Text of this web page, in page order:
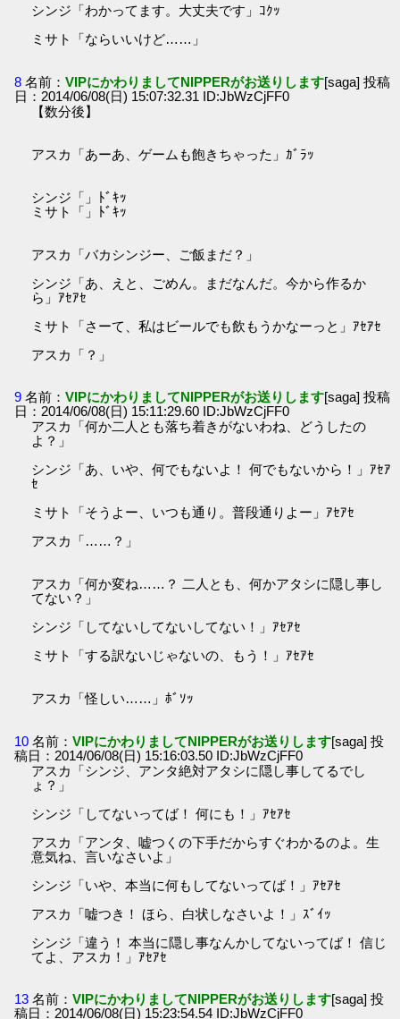
シンジ「わかってます。大丈夫です」ｺｸｯ
ミサト「ならいいけど……」
8 名前：VIPにかわりましてNIPPERがお送りします[saga] 投稿
日：2014/06/08(日) 15:07:32.31 ID:JbWzCjFF0
【数分後】
アスカ「あーあ、ゲームも飽きちゃった」ｶﾞﾗｯ
シンジ「」ﾄﾞｷｯ
ミサト「」ﾄﾞｷｯ
アスカ「バカシンジー、ご飯まだ？」
シンジ「あ、えと、ごめん。まだなんだ。今から作るか
ら」ｱｾｱｾ
ミサト「さーて、私はビールでも飲もうかなーっと」ｱｾｱｾ
アスカ「？」
9 名前：VIPにかわりましてNIPPERがお送りします[saga] 投稿
日：2014/06/08(日) 15:11:29.60 ID:JbWzCjFF0
アスカ「何か二人とも落ち着きがないわね、どうしたの
よ？」
シンジ「あ、いや、何でもないよ！ 何でもないから！」ｱｾｱ
ｾ
ミサト「そうよー、いつも通り。普段通りよー」ｱｾｱｾ
アスカ「……？」
アスカ「何か変ね……？ 二人とも、何かアタシに隠し事し
てない？」
シンジ「してないしてないしてない！」ｱｾｱｾ
ミサト「する訳ないじゃないの、もう！」ｱｾｱｾ
アスカ「怪しい……」ﾎﾞｿｯ
10 名前：VIPにかわりましてNIPPERがお送りします[saga] 投
稿日：2014/06/08(日) 15:16:03.50 ID:JbWzCjFF0
アスカ「シンジ、アンタ絶対アタシに隠し事してるでし
ょ？」
シンジ「してないってば！ 何にも！」ｱｾｱｾ
アスカ「アンタ、嘘つくの下手だからすぐわかるのよ。生
意気ね、言いなさいよ」
シンジ「いや、本当に何もしてないってば！」ｱｾｱｾ
アスカ「嘘つき！ ほら、白状しなさいよ！」ｽﾞｲｯ
シンジ「違う！ 本当に隠し事なんかしてないってば！ 信じ
てよ、アスカ！」ｱｾｱｾ
13 名前：VIPにかわりましてNIPPERがお送りします[saga] 投
稿日：2014/06/08(日) 15:23:54.54 ID:JbWzCjFF0